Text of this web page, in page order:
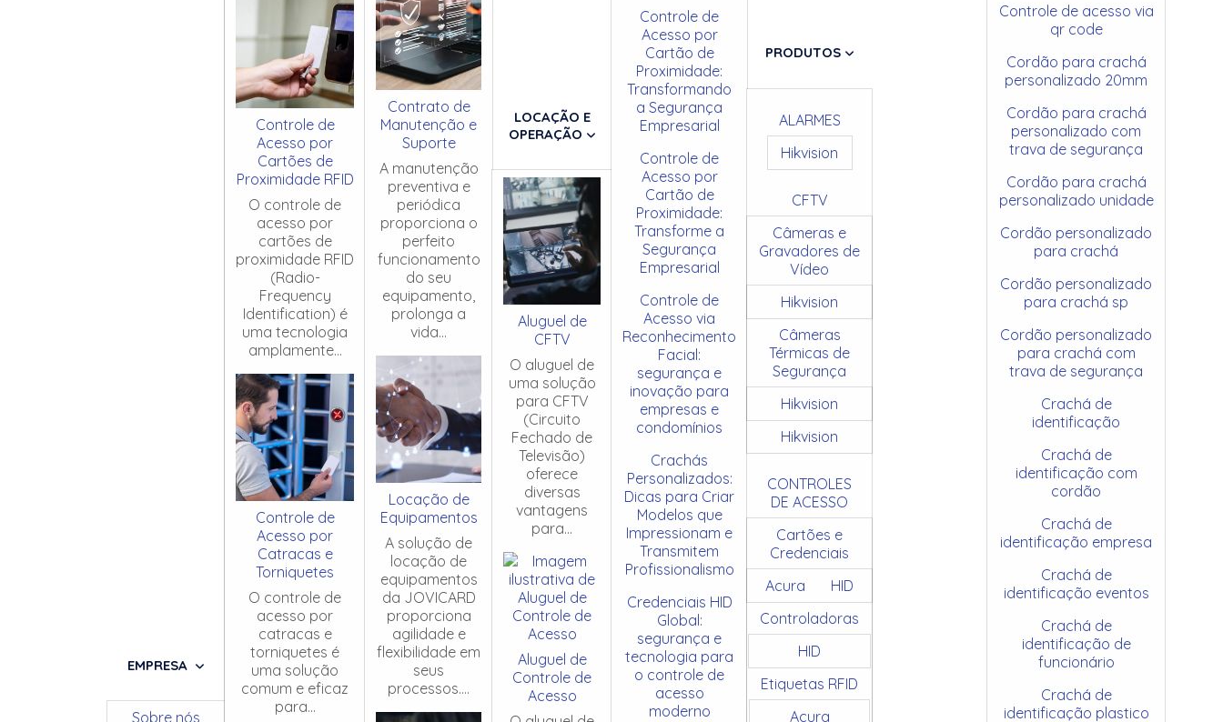
EMPRESA
Sobre nós
Controle de
Acesso por
Cartões de
Proximidade RFID
O controle de
acesso por
cartões de
proximidade RFID
(Radio-
Frequency
Identification) é
uma tecnologia
amplamente...
Controle de
Acesso por
Catracas e
Torniquetes
O controle de
acesso por
catracas e
torniquetes é
uma solução
comum e eficaz
para...
Contrato de
Manutenção e
Suporte
A manutenção
preventiva e
periódica
proporciona o
perfeito
funcionamento
do seu
equipamento,
prolonga a
vida...
Locação de
Equipamentos
A solução de
locação de
equipamentos
da JOVICARD
proporciona
agilidade e
flexibilidade em
seus
processos....
LOCAÇÃO E
OPERAÇÃO
Aluguel de
CFTV
O aluguel de
uma solução
para CFTV
(Circuito
Fechado de
Televisão)
oferece
diversas
vantagens
para...
Aluguel de
Controle de
Acesso
Controle de
Acesso por
Cartão de
Proximidade:
Transformando
a Segurança
Empresarial
Controle de
Acesso por
Cartão de
Proximidade:
Transforme a
Segurança
Empresarial
Controle de
Acesso via
Reconhecimento
Facial:
segurança e
inovação para
empresas e
condomínios
Crachás
Personalizados:
Dicas para Criar
Modelos que
Impressionam e
Transmitem
Profissionalismo
Credenciais HID
Global:
segurança e
tecnologia para
o controle de
acesso
moderno
PRODUTOS
ALARMES
Hikvision
CFTV
Câmeras e
Gravadores de
Vídeo
Hikvision
Câmeras
Térmicas de
Segurança
Hikvision
Hikvision
CONTROLES
DE ACESSO
Cartões e
Credenciais
Acura
HID
Controladoras
HID
Etiquetas RFID
Acura
Controle de acesso via
qr code
Cordão para crachá
personalizado 20mm
Cordão para crachá
personalizado com
trava de segurança
Cordão para crachá
personalizado unidade
Cordão personalizado
para crachá
Cordão personalizado
para crachá sp
Cordão personalizado
para crachá com
trava de segurança
Crachá de
identificação
Crachá de
identificação com
cordão
Crachá de
identificação empresa
Crachá de
identificação eventos
Crachá de
identificação de
funcionário
Crachá de
identificação plastico